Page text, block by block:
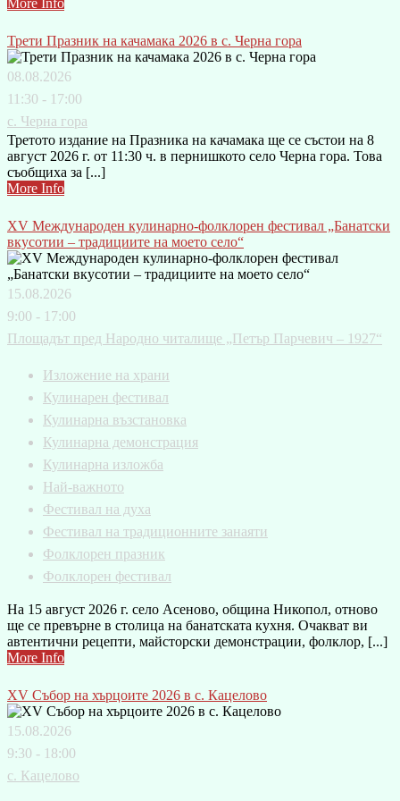
More Info
Трети Празник на качамака 2026 в с. Черна гора
08.08.2026
11:30 - 17:00
с. Черна гора
Третото издание на Празника на качамака ще се състои на 8
август 2026 г. от 11:30 ч. в пернишкото село Черна гора. Това
съобщиха за [...]
More Info
XV Международен кулинарно-фолклорен фестивал „Банатски
вкусотии – традициите на моето село“
15.08.2026
9:00 - 17:00
Площадът пред Народно читалище „Петър Парчевич – 1927“
Изложение на храни
Кулинарен фестивал
Кулинарна възстановка
Кулинарна демонстрация
Кулинарна изложба
Най-важното
Фестивал на духа
Фестивал на традиционните занаяти
Фолклорен празник
Фолклорен фестивал
На 15 август 2026 г. село Асеново, община Никопол, отново
ще се превърне в столица на банатската кухня. Очакват ви
автентични рецепти, майсторски демонстрации, фолклор, [...]
More Info
XV Събор на хърцоите 2026 в с. Кацелово
15.08.2026
9:30 - 18:00
с. Кацелово